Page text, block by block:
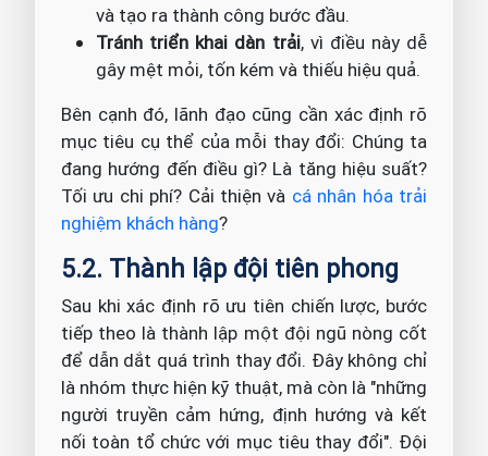
và tạo ra thành công bước đầu.
Tránh triển khai dàn trải, vì điều này dễ
gây mệt mỏi, tốn kém và thiếu hiệu quả.
Bên cạnh đó, lãnh đạo cũng cần xác định rõ
mục tiêu cụ thể của mỗi thay đổi: Chúng ta
đang hướng đến điều gì? Là tăng hiệu suất?
Tối ưu chi phí? Cải thiện và cá nhân hóa trải
nghiệm khách hàng?
5.2. Thành lập đội tiên phong
Sau khi xác định rõ ưu tiên chiến lược, bước
tiếp theo là thành lập một đội ngũ nòng cốt
để dẫn dắt quá trình thay đổi. Đây không chỉ
là nhóm thực hiện kỹ thuật, mà còn là "những
người truyền cảm hứng, định hướng và kết
nối toàn tổ chức với mục tiêu thay đổi". Đội